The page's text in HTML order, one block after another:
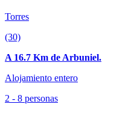
Torres
(30)
A 16.7 Km de Arbuniel.
Alojamiento entero
2 - 8 personas